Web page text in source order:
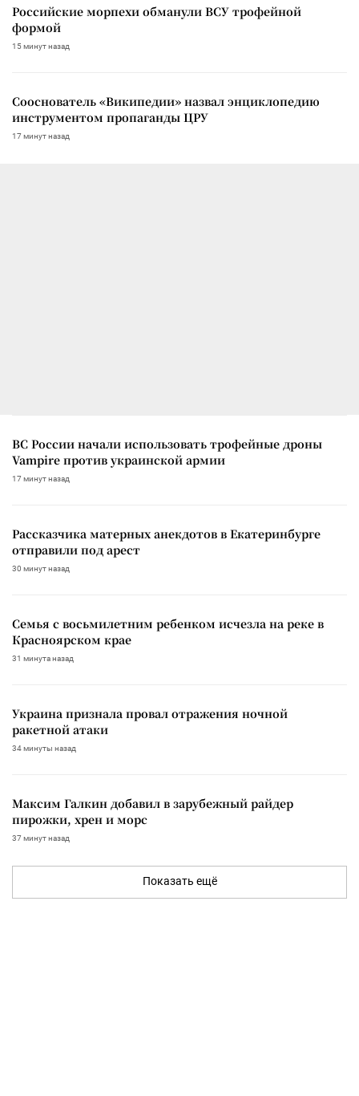
Российские морпехи обманули ВСУ трофейной
формой
15 минут назад
Сооснователь «Википедии» назвал энциклопедию
инструментом пропаганды ЦРУ
17 минут назад
ВС России начали использовать трофейные дроны
Vampire против украинской армии
17 минут назад
Рассказчика матерных анекдотов в Екатеринбурге
отправили под арест
30 минут назад
Семья с восьмилетним ребенком исчезла на реке в
Красноярском крае
31 минута назад
Украина признала провал отражения ночной
ракетной атаки
34 минуты назад
Максим Галкин добавил в зарубежный райдер
пирожки, хрен и морс
37 минут назад
Показать ещё